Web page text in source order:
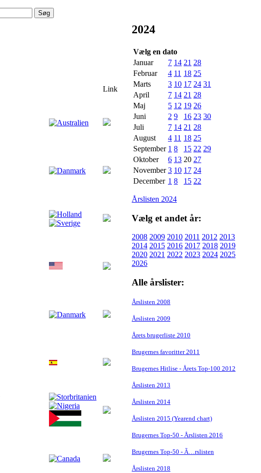
Link
2024
Vælg en dato
Januar
7 14 21 28
Februar
4 11 18 25
Marts
3 10 17 24 31
April
7 14 21 28
Maj
5 12 19 26
Juni
2 9 16 23 30
Juli
7 14 21 28
August
4 11 18 25
September 1 8 15 22 29
Oktober
6 13 20 27
November 3 10 17 24
December 1 8 15 22
Årslisten 2024
Vælg et andet år:
2008 2009 2010 2011 2012 2013
2014 2015 2016 2017 2018 2019
2020 2021 2022 2023 2024 2025
2026
Alle årslister:
Årslisten 2008
Årslisten 2009
Årets brugerliste 2010
Brugernes favoritter 2011
Brugernes Hitlise - Årets Top-100 2012
Årslisten 2013
Årslisten 2014
Årslisten 2015 (Yearend chart)
Brugernes Top-50 - Årslisten 2016
Brugernes Top-50 - Ã…rslisten
Årslisten 2018